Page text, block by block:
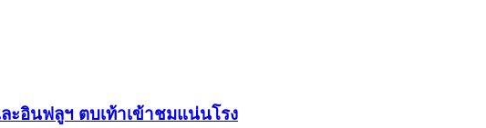
ะอินฟลูฯ ตบเท้าเข้าชมแน่นโรง